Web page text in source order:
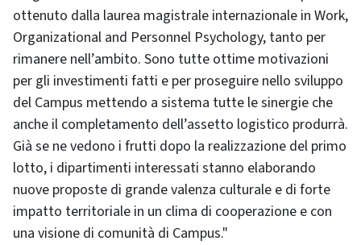
ottenuto dalla laurea magistrale internazionale in Work,
Organizational and Personnel Psychology, tanto per
rimanere nell’ambito. Sono tutte ottime motivazioni
per gli investimenti fatti e per proseguire nello sviluppo
del Campus mettendo a sistema tutte le sinergie che
anche il completamento dell’assetto logistico produrrà.
Già se ne vedono i frutti dopo la realizzazione del primo
lotto, i dipartimenti interessati stanno elaborando
nuove proposte di grande valenza culturale e di forte
impatto territoriale in un clima di cooperazione e con
una visione di comunità di Campus."